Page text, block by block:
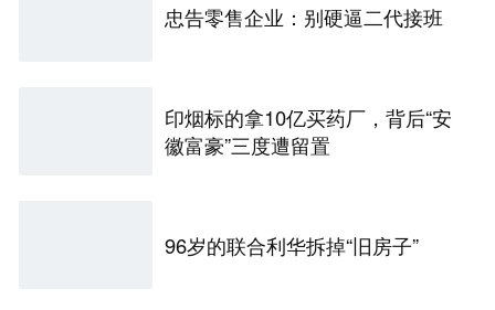
忠告零售企业：别硬逼二代接班
印烟标的拿10亿买药厂，背后“安
徽富豪”三度遭留置
96岁的联合利华拆掉“旧房子”